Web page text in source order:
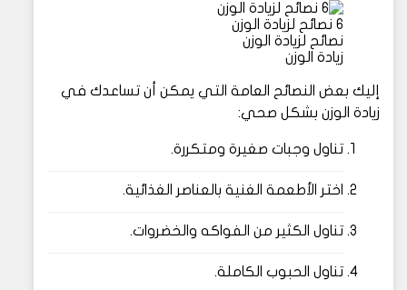
6 نصائح لزيادة الوزن
نصائح لزيادة الوزن
زيادة الوزن
إليك بعض النصائح العامة التي يمكن أن تساعدك في
زيادة الوزن بشكل صحي:
تناول وجبات صغيرة ومتكررة.
اختر الأطعمة الغنية بالعناصر الغذائية.
تناول الكثير من الفواكه والخضروات.
تناول الحبوب الكاملة.